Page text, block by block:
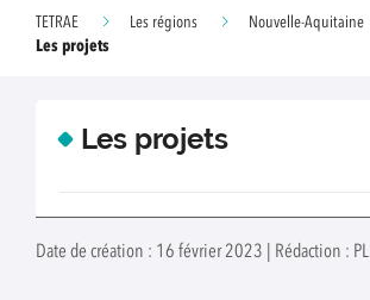
TETRAE Les régions
Nouvelle-Aquitaine
Les projets
Les projets
Date de création : 16 février 2023 | Rédaction : PL